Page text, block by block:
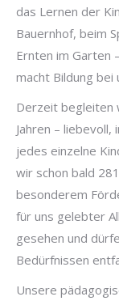
das Lernen der
Bauernhof, beim
Ernten im Garten
macht Bildung bei
Derzeit begleiten
Jahren –
jedes einzelne
wir schon bald
besonderem
für uns gelebter
gesehen und
Bedürfnissen
Unsere